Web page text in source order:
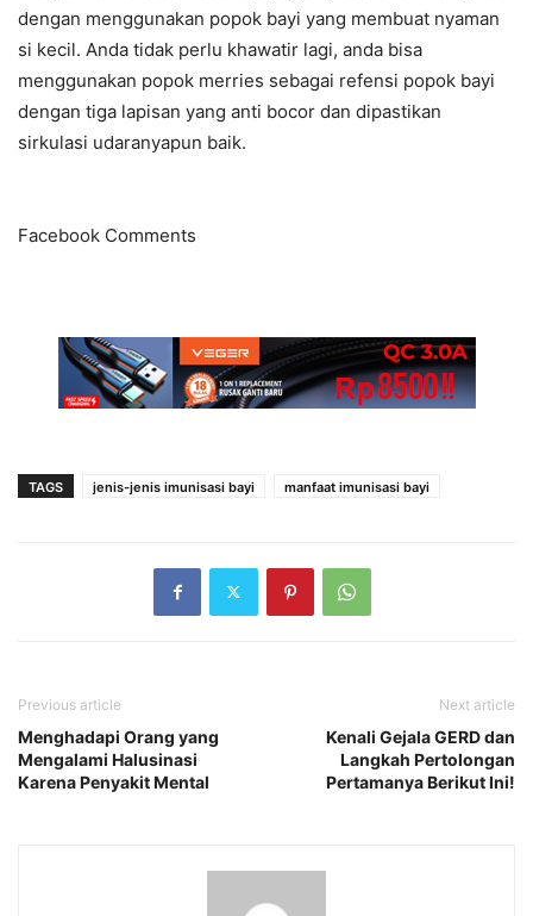
dengan menggunakan popok bayi yang membuat nyaman
si kecil. Anda tidak perlu khawatir lagi, anda bisa
menggunakan popok merries sebagai refensi popok bayi
dengan tiga lapisan yang anti bocor dan dipastikan
sirkulasi udaranyapun baik.
Facebook Comments
TAGS jenis-jenis imunisasi bayi manfaat imunisasi bayi
Previous article
Menghadapi Orang yang
Mengalami Halusinasi
Karena Penyakit Mental
Next article
Kenali Gejala GERD dan
Langkah Pertolongan
Pertamanya Berikut Ini!